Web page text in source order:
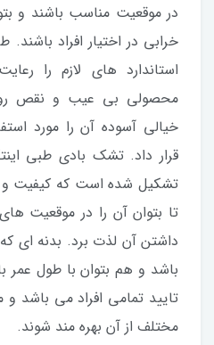
در موقعیت مناسب باشند و
خرابی در اختیار افراد باشند.
استاندارد های لازم را
محصولی بی عیب و نقص
خیالی آسوده آن را مورد
قرار داد. تشک بادی طبی
تشکیل شده است که کیفیت و
تا بتوان آن را در موقعیت
داشتن آن لذت برد. بدنه ای
باشد و هم بتوان با طول عمر
تایید تمامی افراد می باشد
مختلف از آن بهره مند شوند.